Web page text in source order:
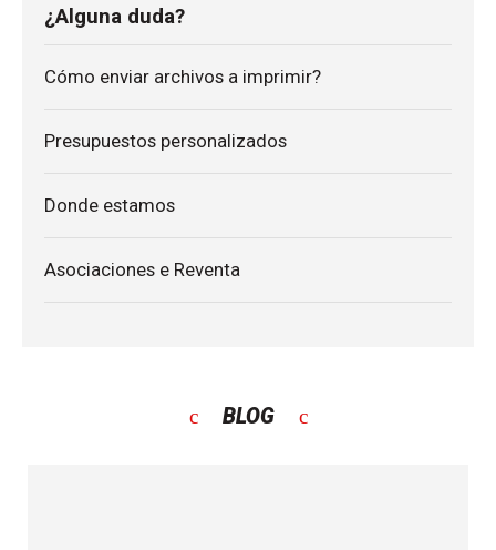
¿Alguna duda?
Cómo enviar archivos a imprimir?
Presupuestos personalizados
Donde estamos
Asociaciones e Reventa
BLOG